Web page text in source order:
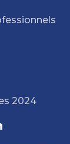
2024